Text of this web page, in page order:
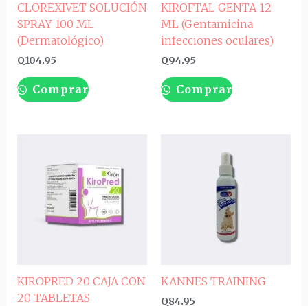
CLOREXIVET SOLUCIÓN
SPRAY 100 ML
(Dermatológico)
Q104.95
Comprar
KIROFTAL GENTA 12
ML (Gentamicina
infecciones oculares)
Q94.95
Comprar
KIROPRED 20 CAJA CON
20 TABLETAS
KANNES TRAINING
Q84.95